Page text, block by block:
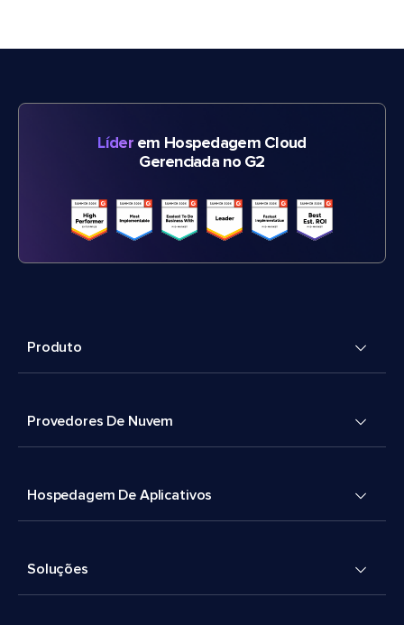
Líderem Hospedagem Cloud
Gerenciada no G2
Produto
Provedores De Nuvem
Hospedagem De Aplicativos
Soluções